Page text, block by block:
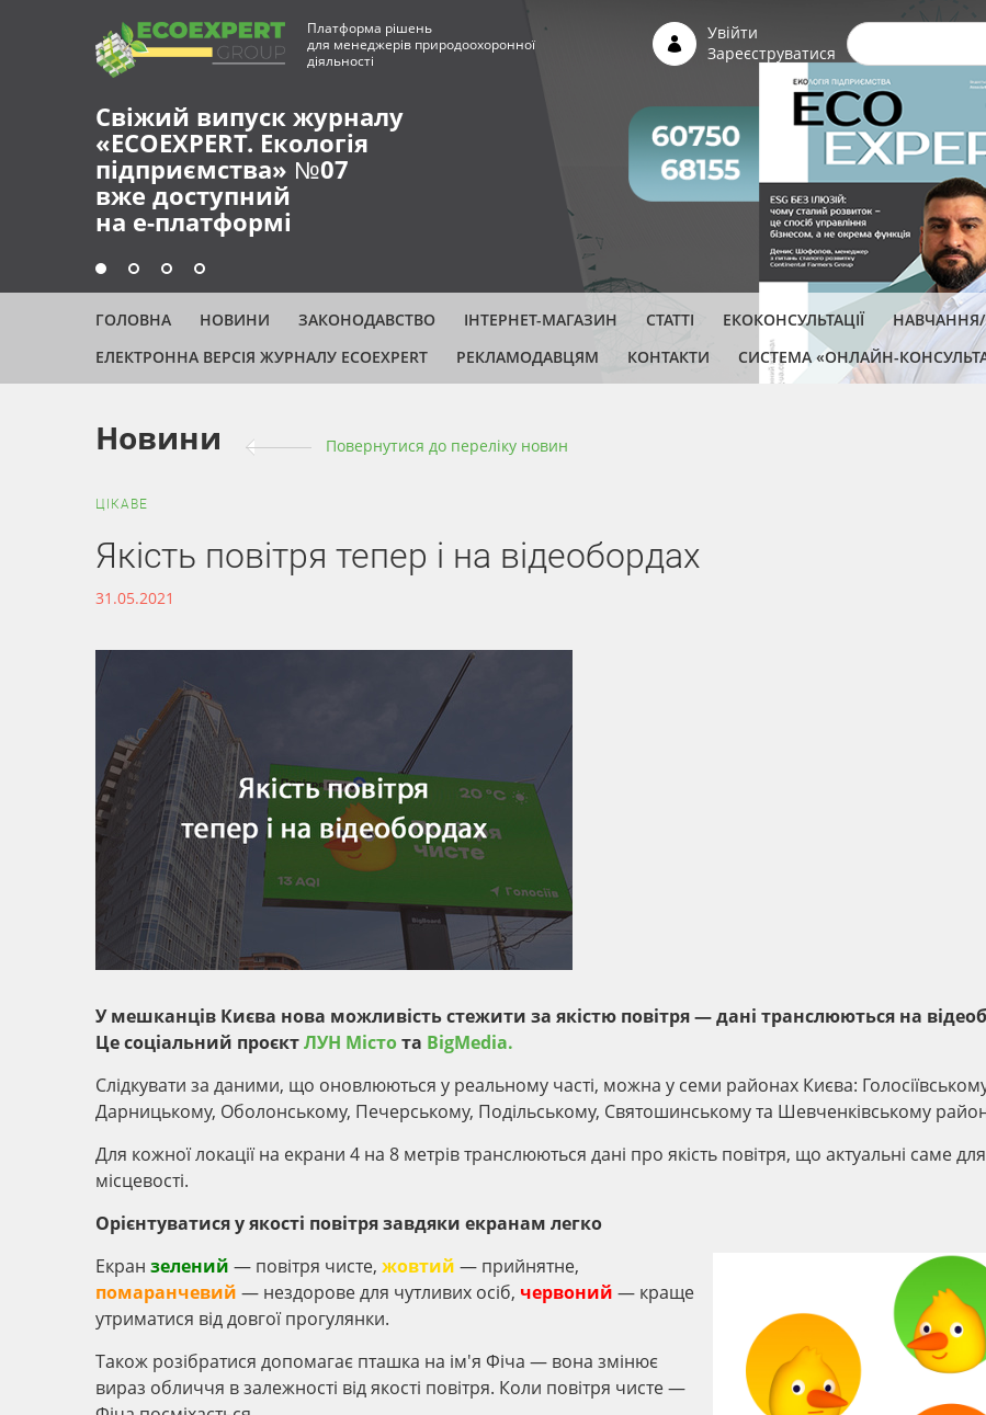
Платформа рішень
для менеджерів природоохоронної
діяльності
Увійти
Зареєструватися
ГОЛОВНА НОВИНИ ЗАКОНОДАВСТВО ІНТЕРНЕТ-МАГАЗИН СТАТТІ ЕКОКОНСУЛЬТАЦІЇ НАВЧАННЯ/
ЕЛЕКТРОННА ВЕРСІЯ ЖУРНАЛУ ECOEXPERT
РЕКЛАМОДАВЦЯМ КОНТАКТИ СИСТЕМА «ОНЛАЙН-
Новини Повернутися до переліку новин
ЦІКАВЕ
Якість повітря тепер і на відеобордах
31.05.2021
У мешканців Києва нова можливість стежити за якістю повітря — дані транслюються на
Це соціальний проєктЛУН Містота BigMedia.
Слідкувати за даними, що оновлюються у реальному часті, можна у семи районах Києва:
Дарницькому, Оболонському, Печерському, Подільському, Святошинському та Шевченківському
Для кожної локації на екрани 4 на 8 метрів транслюються дані про якість повітря, що актуальні саме для
місцевості.
Орієнтуватися у якості повітря завдяки екранам легко
Екран зелений — повітря чисте, жовтий — прийнятне,
помаранчевий — нездорове для чутливих осіб, червоний — краще
утриматися від довгої прогулянки.
Також розібратися допомагає пташка на ім'я Фіча — вона змінює
вираз обличчя в залежності від якості повітря. Коли повітря чисте —